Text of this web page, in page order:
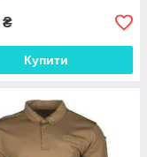
₴
Купити